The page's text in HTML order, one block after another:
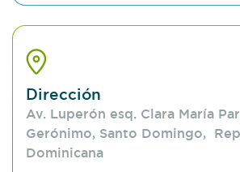
Dirección
Av. Luperón esq. Clara María
Gerónimo, Santo Domingo,
Dominicana